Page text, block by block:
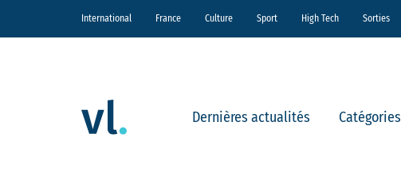
International France Culture Sport High Tech Sorties
Dernières actualités Catégories